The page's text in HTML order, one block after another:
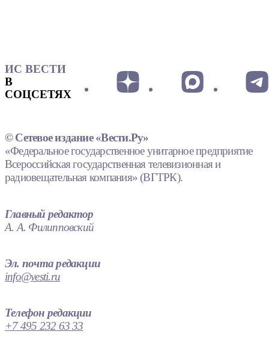
ИС ВЕСТИ
В
СОЦСЕТЯХ
© Сетевое издание «Вести.Ру»
«Федеральное государственное унитарное предприятие
Всероссийская государственная телевизионная и
радиовещательная компания» (ВГТРК).
Главный редактор
А. А. Филипповский
Эл. почта редакции
info@vesti.ru
Телефон редакции
+7 495 232 63 33